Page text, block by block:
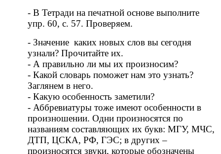
- В Тетради на печатной основе выполните
упр. 60, с. 57. Проверяем.
- Значение каких новых слов вы сегодня
узнали? Прочитайте их.
- А правильно ли мы их произносим?
- Какой словарь поможет нам это узнать?
Заглянем в него.
- Какую особенность заметили?
- Аббревиатуры тоже имеют особенности в
произношении. Одни произносятся по
названиям составляющих их букв: МГУ, МЧС,
ДТП, ЦСКА, РФ, ГЭС; в других –
произносятся звуки, которые обозначены